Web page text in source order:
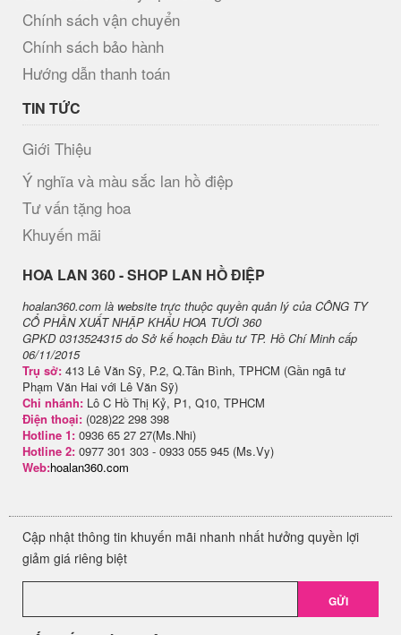
Chính sách vận chuyển
Chính sách bảo hành
Hướng dẫn thanh toán
TIN TỨC
Giới Thiệu
Ý nghĩa và màu sắc lan hồ điệp
Tư vấn tặng hoa
Khuyến mãi
H​OA LAN 360 - SHOP LAN HỒ ĐIỆP
hoalan360.com là website trực thuộc quyền quản lý của CÔNG TY
CỔ PHẦN XUẤT NHẬP KHẨU HOA TƯƠI 360
GPKD 0313524315 do Sở kế hoạch Đầu tư TP. Hồ Chí Minh cấp
06/11/2015
Trụ sở: 413 Lê Văn Sỹ, P.2, Q.Tân Bình, TPHCM (Gần ngã tư
Phạm Văn Hai với Lê Văn Sỹ)
Chi nhánh: Lô C Hồ Thị Kỷ, P1, Q10, TPHCM
Điện thoại: (028)22 298 398
Hotline 1: 0936 65 27 27(Ms.Nhi)
Hotline 2: 0977 301 303 - 0933 055 945 (Ms.Vy)
Web:hoalan360.com
Cập nhật thông tin khuyến mãi nhanh nhất hưởng quyền lợi
giảm giá riêng biệt
GỬI